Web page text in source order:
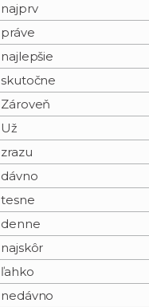
najprv
práve
najlepšie
skutočne
Zároveň
Už
zrazu
dávno
tesne
denne
najskôr
ľahko
nedávno